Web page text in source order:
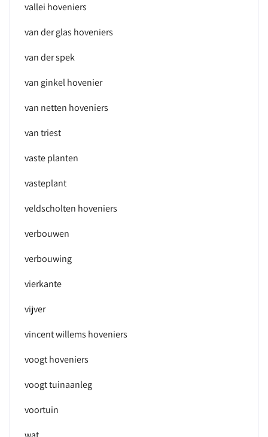
vallei hoveniers
van der glas hoveniers
van der spek
van ginkel hovenier
van netten hoveniers
van triest
vaste planten
vasteplant
veldscholten hoveniers
verbouwen
verbouwing
vierkante
vijver
vincent willems hoveniers
voogt hoveniers
voogt tuinaanleg
voortuin